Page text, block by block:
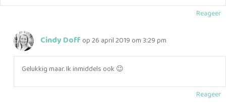
Reageer
Cindy Doff op 26 april 2019 om 3:29 pm
Gelukkig maar. Ik inmiddels ook 😉
Reageer